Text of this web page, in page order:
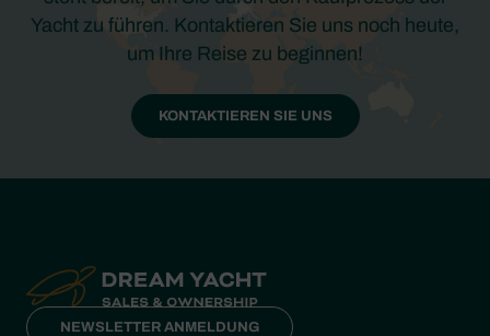
Yacht zu führen. Kontaktieren Sie uns noch heute,
um Ihre Reise zu beginnen!
KONTAKTIEREN SIE UNS
NEWSLETTER ANMELDUNG